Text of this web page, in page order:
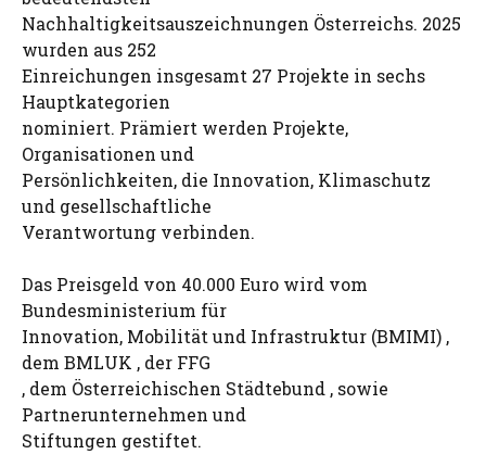
Nachhaltigkeitsauszeichnungen Österreichs. 2025
wurden aus 252
Einreichungen insgesamt 27 Projekte in sechs
Hauptkategorien
nominiert. Prämiert werden Projekte,
Organisationen und
Persönlichkeiten, die Innovation, Klimaschutz
und gesellschaftliche
Verantwortung verbinden.
Das Preisgeld von 40.000 Euro wird vom
Bundesministerium für
Innovation, Mobilität und Infrastruktur (BMIMI) ,
dem BMLUK , der FFG
, dem Österreichischen Städtebund , sowie
Partnerunternehmen und
Stiftungen gestiftet.